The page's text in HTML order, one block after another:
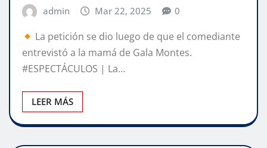
admin Mar 22, 2025 0
La petición se dio luego de que el comediante
entrevistó a la mamá de Gala Montes.
#ESPECTÁCULOS | La…
LEER MÁS